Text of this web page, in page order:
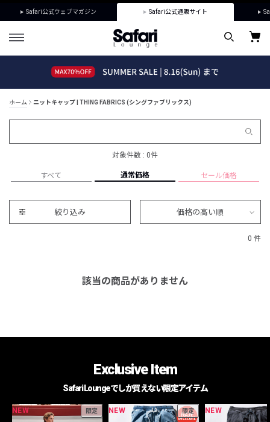
Safari公式ウェブマガジン Safari公式通販サイト
ホーム ニットキャップ | THING FABRICS (シングファブリックス)
対象件数 : 0件
すべて 通常価格 セール価格
絞り込み 価格の高い順
0 件
該当の商品がありません
Exclusive Item
Safari Loungeでしか買えない限定アイテム
NEW 限定 NEW 限定 NEW